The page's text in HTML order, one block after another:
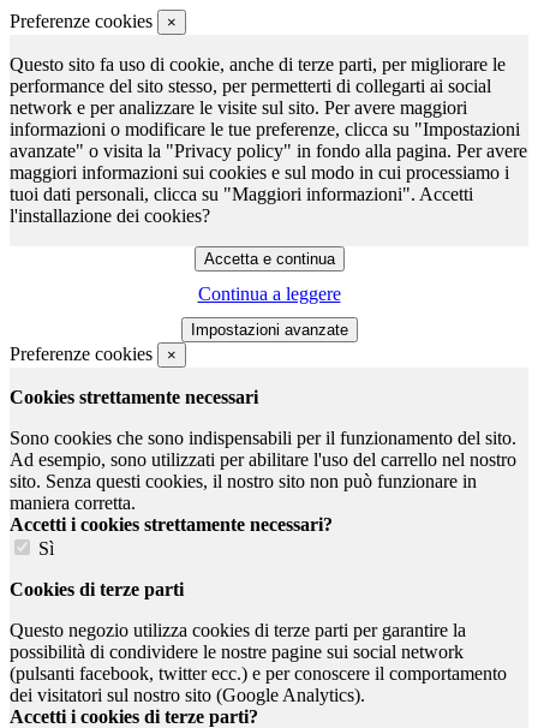
Preferenze cookies ×
Questo sito fa uso di cookie, anche di terze parti, per migliorare le
performance del sito stesso, per permetterti di collegarti ai social
network e per analizzare le visite sul sito. Per avere maggiori
informazioni o modificare le tue preferenze, clicca su "Impostazioni
avanzate" o visita la "Privacy policy" in fondo alla pagina. Per avere
maggiori informazioni sui cookies e sul modo in cui processiamo i
tuoi dati personali, clicca su "Maggiori informazioni". Accetti
l'installazione dei cookies?
Continua a leggere
Preferenze cookies ×
Cookies strettamente necessari
Sono cookies che sono indispensabili per il funzionamento del sito.
Ad esempio, sono utilizzati per abilitare l'uso del carrello nel nostro
sito. Senza questi cookies, il nostro sito non può funzionare in
maniera corretta.
Accetti i cookies strettamente necessari?
Sì
Cookies di terze parti
Questo negozio utilizza cookies di terze parti per garantire la
possibilità di condividere le nostre pagine sui social network
(pulsanti facebook, twitter ecc.) e per conoscere il comportamento
dei visitatori sul nostro sito (Google Analytics).
Accetti i cookies di terze parti?